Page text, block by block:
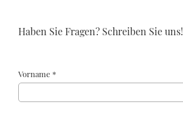
Haben Sie Fragen? Schreiben Sie uns!
Vorname *